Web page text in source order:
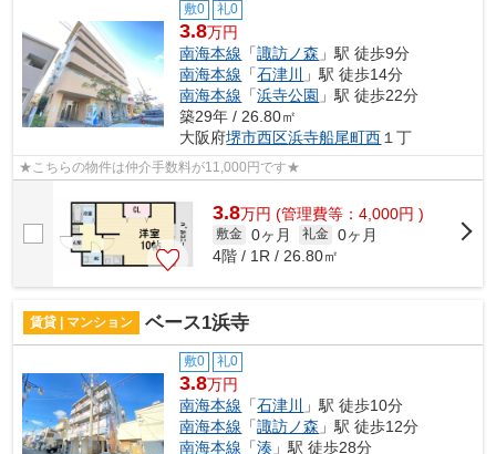
敷0 礼0
3.8万円
南海本線 「諏訪ノ森 」駅 徒歩9分
南海本線 「石津川
」駅 徒歩14分
南海本線 「浜寺公園 」駅 徒歩22分
築29年 / 26.80㎡
大阪府堺市西区浜寺船尾町西１丁
★こちらの物件は仲介手数料が11,000円です★
3.8万円 (管理費等：4,000円 )
敷金 0ヶ月 礼金 0ヶ月
4階 / 1R / 26.80㎡
賃貸 | マンション ベース1浜寺
敷0 礼0
3.8万円
南海本線 「石津川
」駅 徒歩10分
南海本線 「諏訪ノ森 」駅 徒歩12分
南海本線 「湊 」駅 徒歩28分